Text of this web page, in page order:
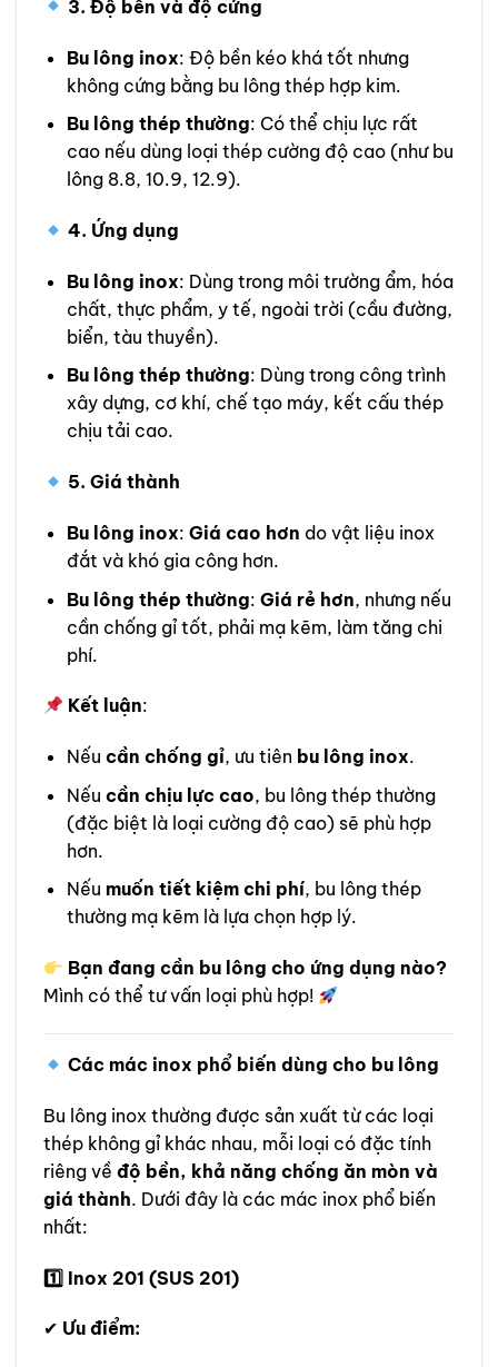
3. Độ bền và độ cứng
Bu lông inox: Độ bền kéo khá tốt nhưng
không cứng bằng bu lông thép hợp kim.
Bu lông thép thường: Có thể chịu lực rất
cao nếu dùng loại thép cường độ cao (như bu
lông 8.8, 10.9, 12.9).
4. Ứng dụng
Bu lông inox: Dùng trong môi trường ẩm, hóa
chất, thực phẩm, y tế, ngoài trời (cầu đường,
biển, tàu thuyền).
Bu lông thép thường: Dùng trong công trình
xây dựng, cơ khí, chế tạo máy, kết cấu thép
chịu tải cao.
5. Giá thành
Bu lông inox: Giá cao hơn do vật liệu inox
đắt và khó gia công hơn.
Bu lông thép thường: Giá rẻ hơn, nhưng nếu
cần chống gỉ tốt, phải mạ kẽm, làm tăng chi
phí.
Kết luận:
Nếu cần chống gỉ, ưu tiên bu lông inox.
Nếu cần chịu lực cao, bu lông thép thường
(đặc biệt là loại cường độ cao) sẽ phù hợp
hơn.
Nếu muốn tiết kiệm chi phí, bu lông thép
thường mạ kẽm là lựa chọn hợp lý.
Bạn đang cần bu lông cho ứng dụng nào?
Mình có thể tư vấn loại phù hợp!
Các mác inox phổ biến dùng cho bu lông
Bu lông inox thường được sản xuất từ các loại
thép không gỉ khác nhau, mỗi loại có đặc tính
riêng về độ bền, khả năng chống ăn mòn và
giá thành. Dưới đây là các mác inox phổ biến
nhất:
1️ Inox 201 (SUS 201)
✔ Ưu điểm: